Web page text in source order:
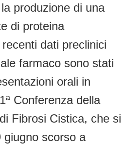
produzione di una
di proteina
dati preclinici
farmaco sono stati
orali in
Conferenza della
Fibrosi Cistica, che si
giugno scorso a